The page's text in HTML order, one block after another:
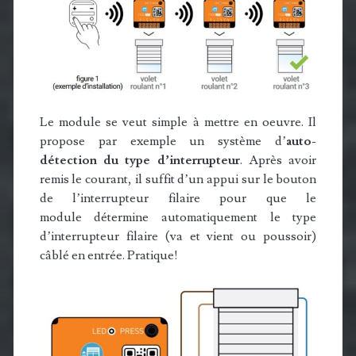
Le module se veut simple à mettre en oeuvre. Il
propose par exemple un système d’auto-
détection du type d’interrupteur. Après avoir
remis le courant, il suffit d’un appui sur le bouton
de l’interrupteur filaire pour que le
module détermine automatiquement le type
d’interrupteur filaire (va et vient ou poussoir)
câblé en entrée. Pratique!